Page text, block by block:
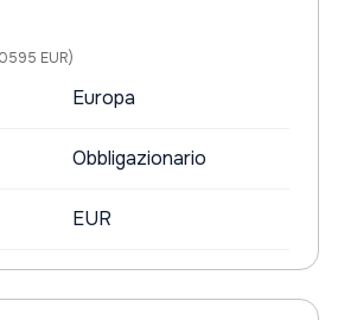
EUR)
Europa
Obbligazionario
EUR